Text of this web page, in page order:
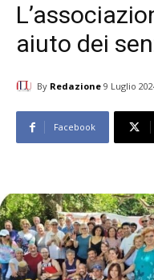
aiuto dei
By Redazione 9 Luglio
Facebook